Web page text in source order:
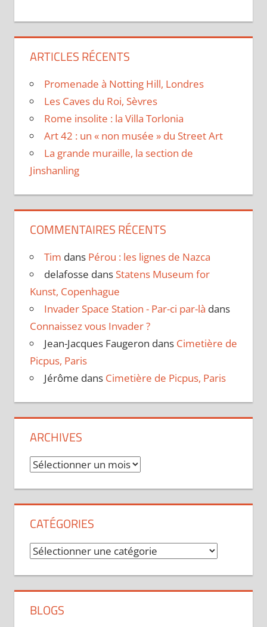
ARTICLES RÉCENTS
Promenade à Notting Hill, Londres
Les Caves du Roi, Sèvres
Rome insolite : la Villa Torlonia
Art 42 : un « non musée » du Street Art
La grande muraille, la section de
Jinshanling
COMMENTAIRES RÉCENTS
Tim dans Pérou : les lignes de Nazca
delafosse dans Statens Museum for
Kunst, Copenhague
Invader Space Station - Par-ci par-là dans
Connaissez vous Invader ?
Jean-Jacques Faugeron dans Cimetière de
Picpus, Paris
Jérôme dans Cimetière de Picpus, Paris
ARCHIVES
Archives
CATÉGORIES
Catégories
BLOGS